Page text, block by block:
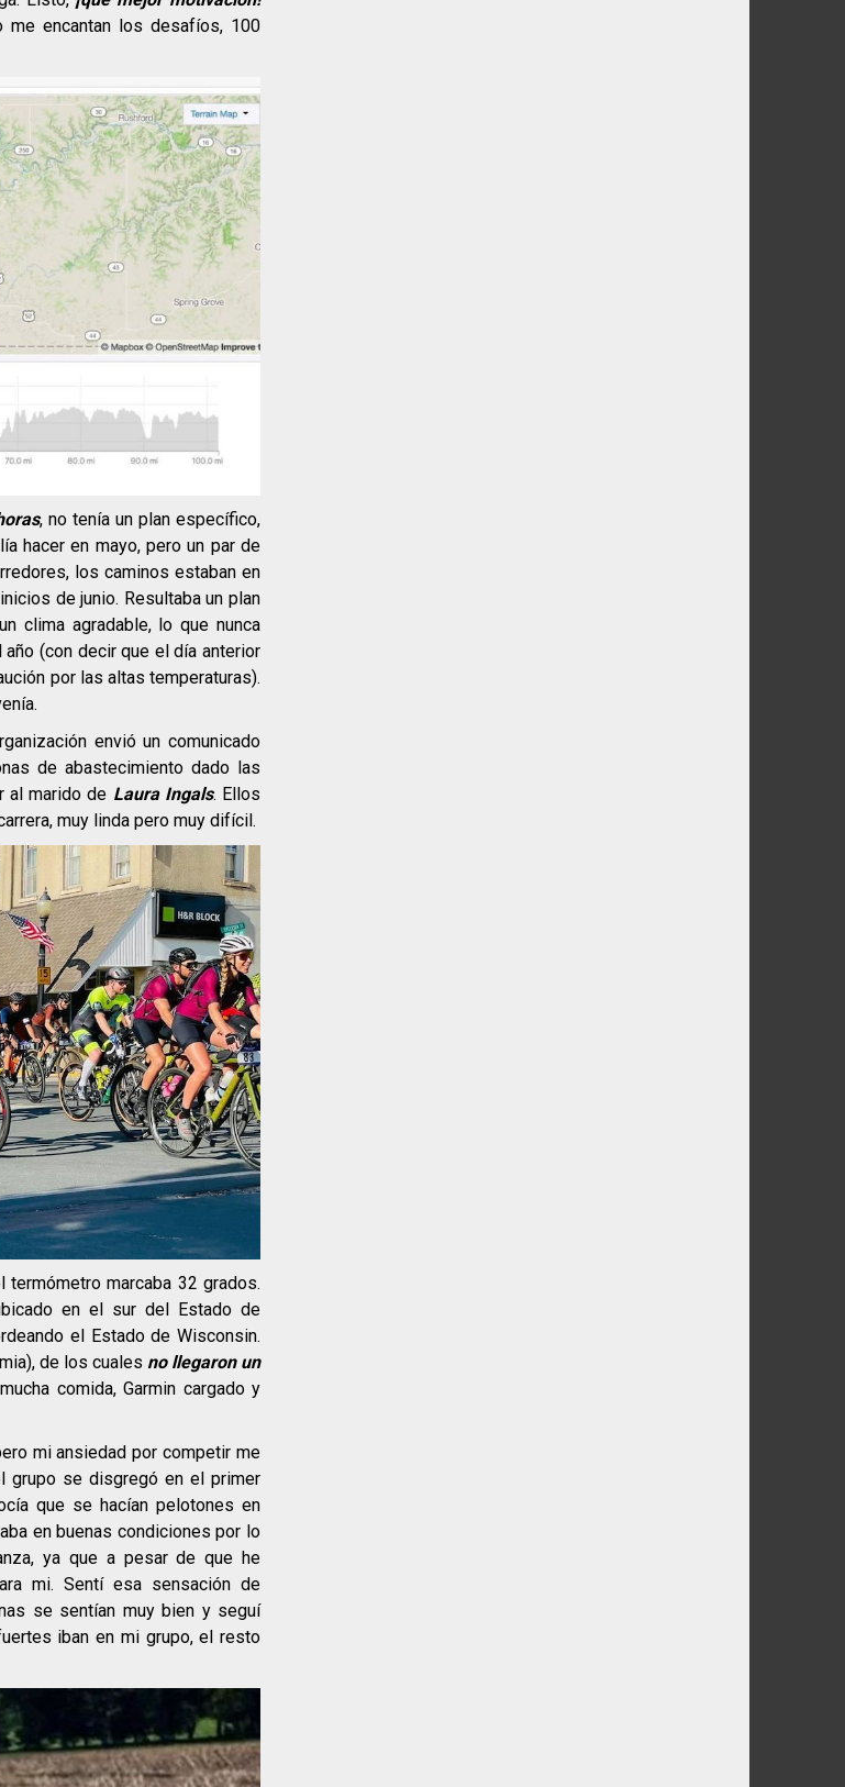
me encantan los desafíos, 100
, no tenía un plan específico,
hacer en mayo, pero un par de
los caminos estaban en
de junio. Resultaba un plan
clima agradable, lo que nunca
(con decir que el día anterior
por las altas temperaturas).
envió un comunicado
de abastecimiento dado las
al marido de Laura Ingals. Ellos
muy linda pero muy difícil.
marcaba 32 grados.
en el sur del Estado de
el Estado de Wisconsin.
de los cuales no llegaron un
comida, Garmin cargado y
mi ansiedad por competir me
grupo se disgregó en el primer
que se hacían pelotones en
en buenas condiciones por lo
ya que a pesar de que he
mi. Sentí esa sensación de
se sentían muy bien y seguí
iban en mi grupo, el resto